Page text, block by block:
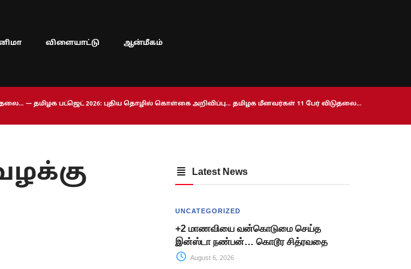
விளையாட்டு ஆன்மீகம்
— தமிழக பட்ஜெட் 2026: புதிய தொழில் கொள்கை அறிவிப்பு… தமிழக மீனவர்கள் 11 பேர் விடுதலை…
Latest News
UNCATEGORIZED
+2 மாணவியை வன்கொடுமை செய்த
இன்ஸ்டா நண்பன்… கொடூர சித்ரவதை
August 6, 2026